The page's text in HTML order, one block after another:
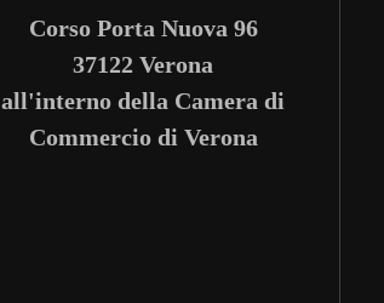
Corso Porta Nuova 96
37122 Verona
all'interno della Camera di
Commercio di Verona